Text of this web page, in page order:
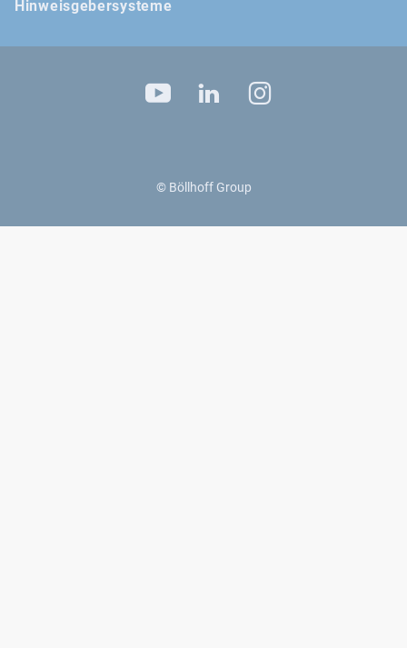
Hinweisgebersysteme
Besuchen sie uns auf
YouTubeLinkedInInstagram
© Böllhoff Group